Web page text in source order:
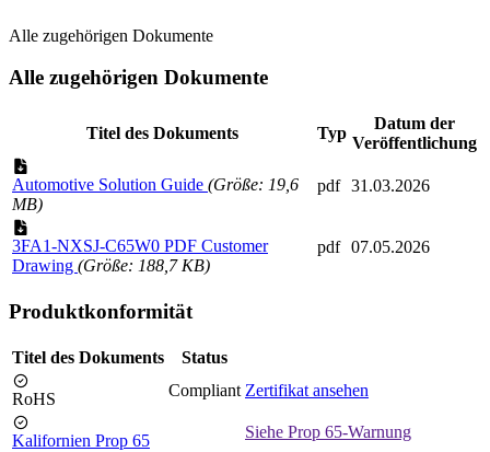
Alle zugehörigen Dokumente
Alle zugehörigen Dokumente
Titel des Dokuments Typ
Datum der
Veröffentlichung
Automotive Solution Guide (Größe: 19,6
MB)
pdf 31.03.2026
3FA1-NXSJ-C65W0 PDF Customer
Drawing (Größe: 188,7 KB)
pdf 07.05.2026
Produktkonformität
Titel des Dokuments Status
RoHS Compliant Zertifikat ansehen
Kalifornien Prop 65
Siehe Prop 65-Warnung